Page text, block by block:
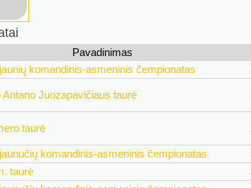
Pavadinimas
komandinis-asmeninis čempionatas
Antano Juozapavičiaus taurė
taurė
komandinis-asmeninis čempionatas
taurė